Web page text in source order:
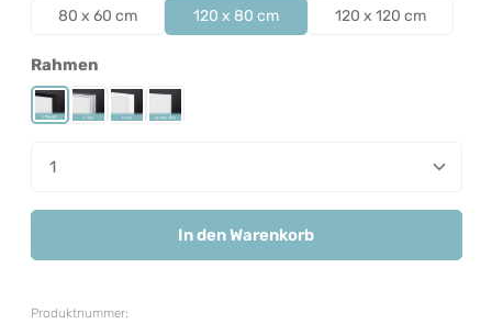
80 x 60 cm 120 x 80 cm 120 x 120 cm
Rahmenauswählen
Rahmen Schwarz
Rahmen Silber
Rahmen Weiß
Rahmenlos
Produkt Anzahl: Gib den gewünschten Wert ein
In den Warenkorb
Produktnummer: